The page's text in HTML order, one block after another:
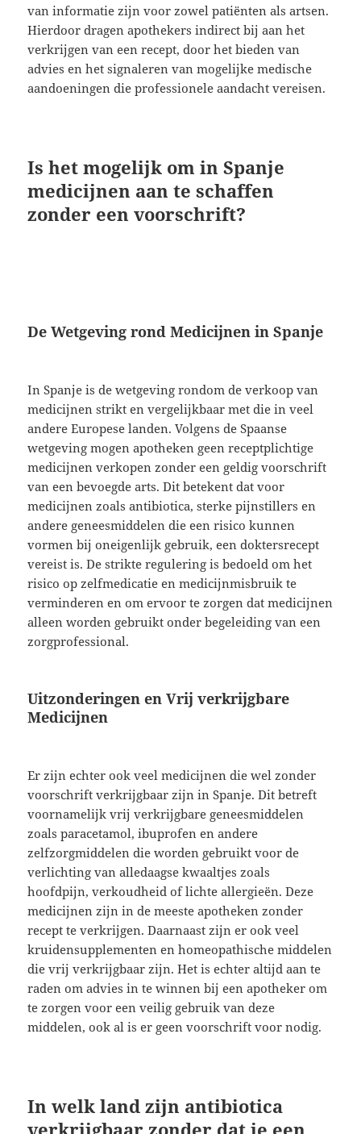
van informatie zijn voor zowel patiënten als artsen.
Hierdoor dragen apothekers indirect bij aan het
verkrijgen van een recept, door het bieden van
advies en het signaleren van mogelijke medische
aandoeningen die professionele aandacht vereisen.
Is het mogelijk om in Spanje
medicijnen aan te schaffen
zonder een voorschrift?
De Wetgeving rond Medicijnen in Spanje
In Spanje is de wetgeving rondom de verkoop van
medicijnen strikt en vergelijkbaar met die in veel
andere Europese landen. Volgens de Spaanse
wetgeving mogen apotheken geen receptplichtige
medicijnen verkopen zonder een geldig voorschrift
van een bevoegde arts. Dit betekent dat voor
medicijnen zoals antibiotica, sterke pijnstillers en
andere geneesmiddelen die een risico kunnen
vormen bij oneigenlijk gebruik, een doktersrecept
vereist is. De strikte regulering is bedoeld om het
risico op zelfmedicatie en medicijnmisbruik te
verminderen en om ervoor te zorgen dat medicijnen
alleen worden gebruikt onder begeleiding van een
zorgprofessional.
Uitzonderingen en Vrij verkrijgbare
Medicijnen
Er zijn echter ook veel medicijnen die wel zonder
voorschrift verkrijgbaar zijn in Spanje. Dit betreft
voornamelijk vrij verkrijgbare geneesmiddelen
zoals paracetamol, ibuprofen en andere
zelfzorgmiddelen die worden gebruikt voor de
verlichting van alledaagse kwaaltjes zoals
hoofdpijn, verkoudheid of lichte allergieën. Deze
medicijnen zijn in de meeste apotheken zonder
recept te verkrijgen. Daarnaast zijn er ook veel
kruidensupplementen en homeopathische middelen
die vrij verkrijgbaar zijn. Het is echter altijd aan te
raden om advies in te winnen bij een apotheker om
te zorgen voor een veilig gebruik van deze
middelen, ook al is er geen voorschrift voor nodig.
In welk land zijn antibiotica
verkrijgbaar zonder dat je een